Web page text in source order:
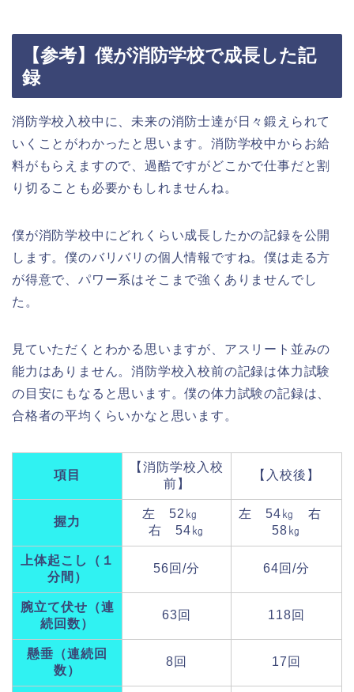
【参考】僕が消防学校で成長した記
録
消防学校入校中に、未来の消防士達が日々鍛えられて
いくことがわかったと思います。消防学校中からお給
料がもらえますので、過酷ですがどこかで仕事だと割
り切ることも必要かもしれませんね。
僕が消防学校中にどれくらい成長したかの記録を公開
します。僕のバリバリの個人情報ですね。僕は走る方
が得意で、パワー系はそこまで強くありませんでし
た。
見ていただくとわかる思いますが、アスリート並みの
能力はありません。消防学校入校前の記録は体力試験
の目安にもなると思います。僕の体力試験の記録は、
合格者の平均くらいかなと思います。
項目
【消防学校入校
前】
【入校後】
握力
左 52㎏
右 54㎏
左 54㎏ 右
58㎏
上体起こし（１
分間）
56回/分 64回/分
腕立て伏せ（連
続回数）
63回 118回
懸垂（連続回
数）
8回 17回